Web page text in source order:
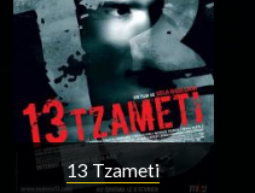
13 Tzameti